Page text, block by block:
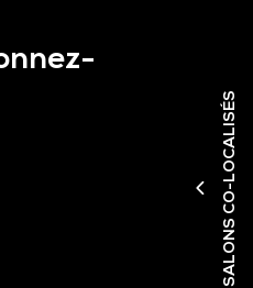
SALONS CO-LOCALISÉS